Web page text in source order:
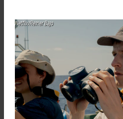
Netflix/Reiner Bajo